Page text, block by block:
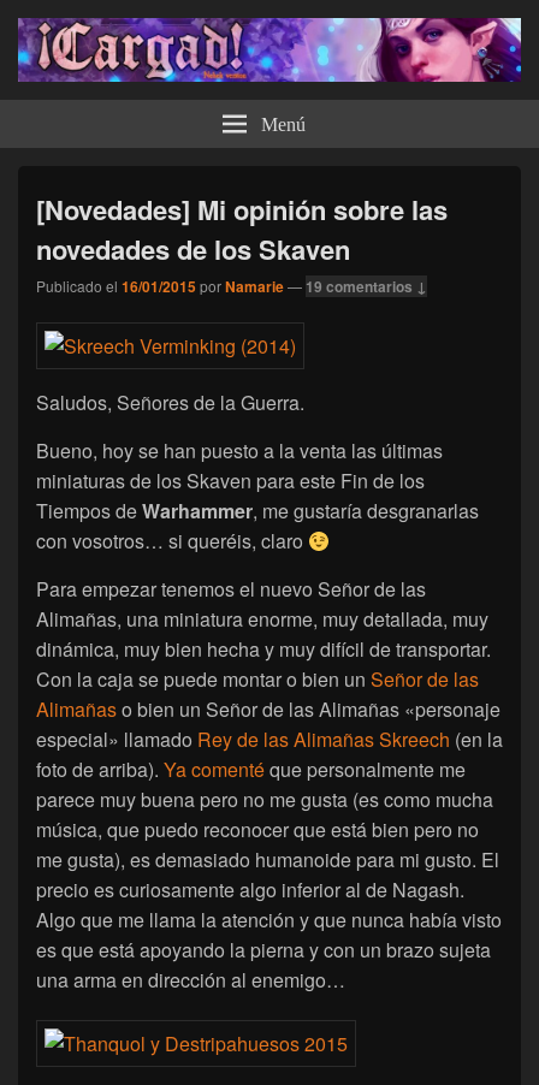
¡Cargad! Menú
[Novedades] Mi opinión sobre las
novedades de los Skaven
Publicado el 16/01/2015porNamarie— 19 comentarios ↓
Saludos, Señores de la Guerra.
Bueno, hoy se han puesto a la venta las últimas
miniaturas de los Skaven para este Fin de los
Tiempos deWarhammer, me gustaría desgranarlas
con vosotros… si queréis, claro
Para empezar tenemos el nuevo Señor de las
Alimañas, una miniatura enorme, muy detallada, muy
dinámica, muy bien hecha y muy difícil de transportar.
Con la caja se puede montar o bien un Señor de las
Alimañaso bien un Señor de las Alimañas «personaje
especial» llamado Rey de las Alimañas Skreech (en la
foto de arriba). Ya comentéque personalmente me
parece muy buena pero no me gusta (es como mucha
música, que puedo reconocer que está bien pero no
me gusta), es demasiado humanoide para mi gusto. El
precio es curiosamente algo inferior al de Nagash.
Algo que me llama la atención y que nunca había visto
es que está apoyando la pierna y con un brazo sujeta
una arma en dirección al enemigo…